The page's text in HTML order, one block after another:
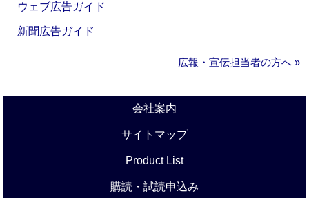
ウェブ広告ガイド
新聞広告ガイド
広報・宣伝担当者の方へ »
会社案内
サイトマップ
Product List
購読・試読申込み